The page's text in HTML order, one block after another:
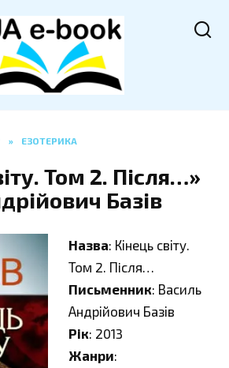
» ЕЗОТЕРИКА
Том 2. Пiсля…»
Базів
Назва: Кінець світу.
Том 2. Пiсля…
Письменник: Василь
Андрійович Базів
Рік: 2013
Жанри: